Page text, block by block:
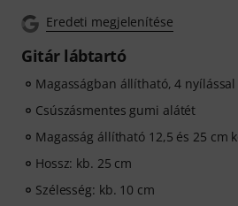
Eredeti megjelenítése
Gitár lábtartó
Magasságban állítható, 4 nyílással
Csúszásmentes gumi alátét
Magasság állítható 12,5 és 25 cm
Hossz: kb. 25 cm
Szélesség: kb. 10 cm